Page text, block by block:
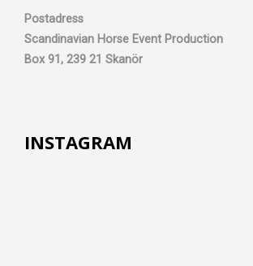
Postadress
Scandinavian Horse Event Production
Box 91, 239 21 Skanör
INSTAGRAM